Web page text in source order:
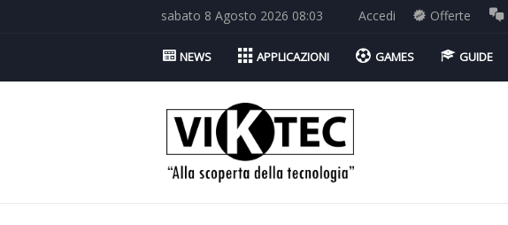
sabato 8 Agosto 2026 08:03 Accedi Offerte
NEWS APPLICAZIONI GAMES GUIDE
Viktec.net